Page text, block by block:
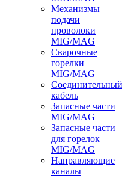
Механизмы
подачи
проволоки
MIG/MAG
Сварочные
горелки
MIG/MAG
Соединительный
кабель
Запасные части
MIG/MAG
Запасные части
для горелок
MIG/MAG
Направляющие
каналы